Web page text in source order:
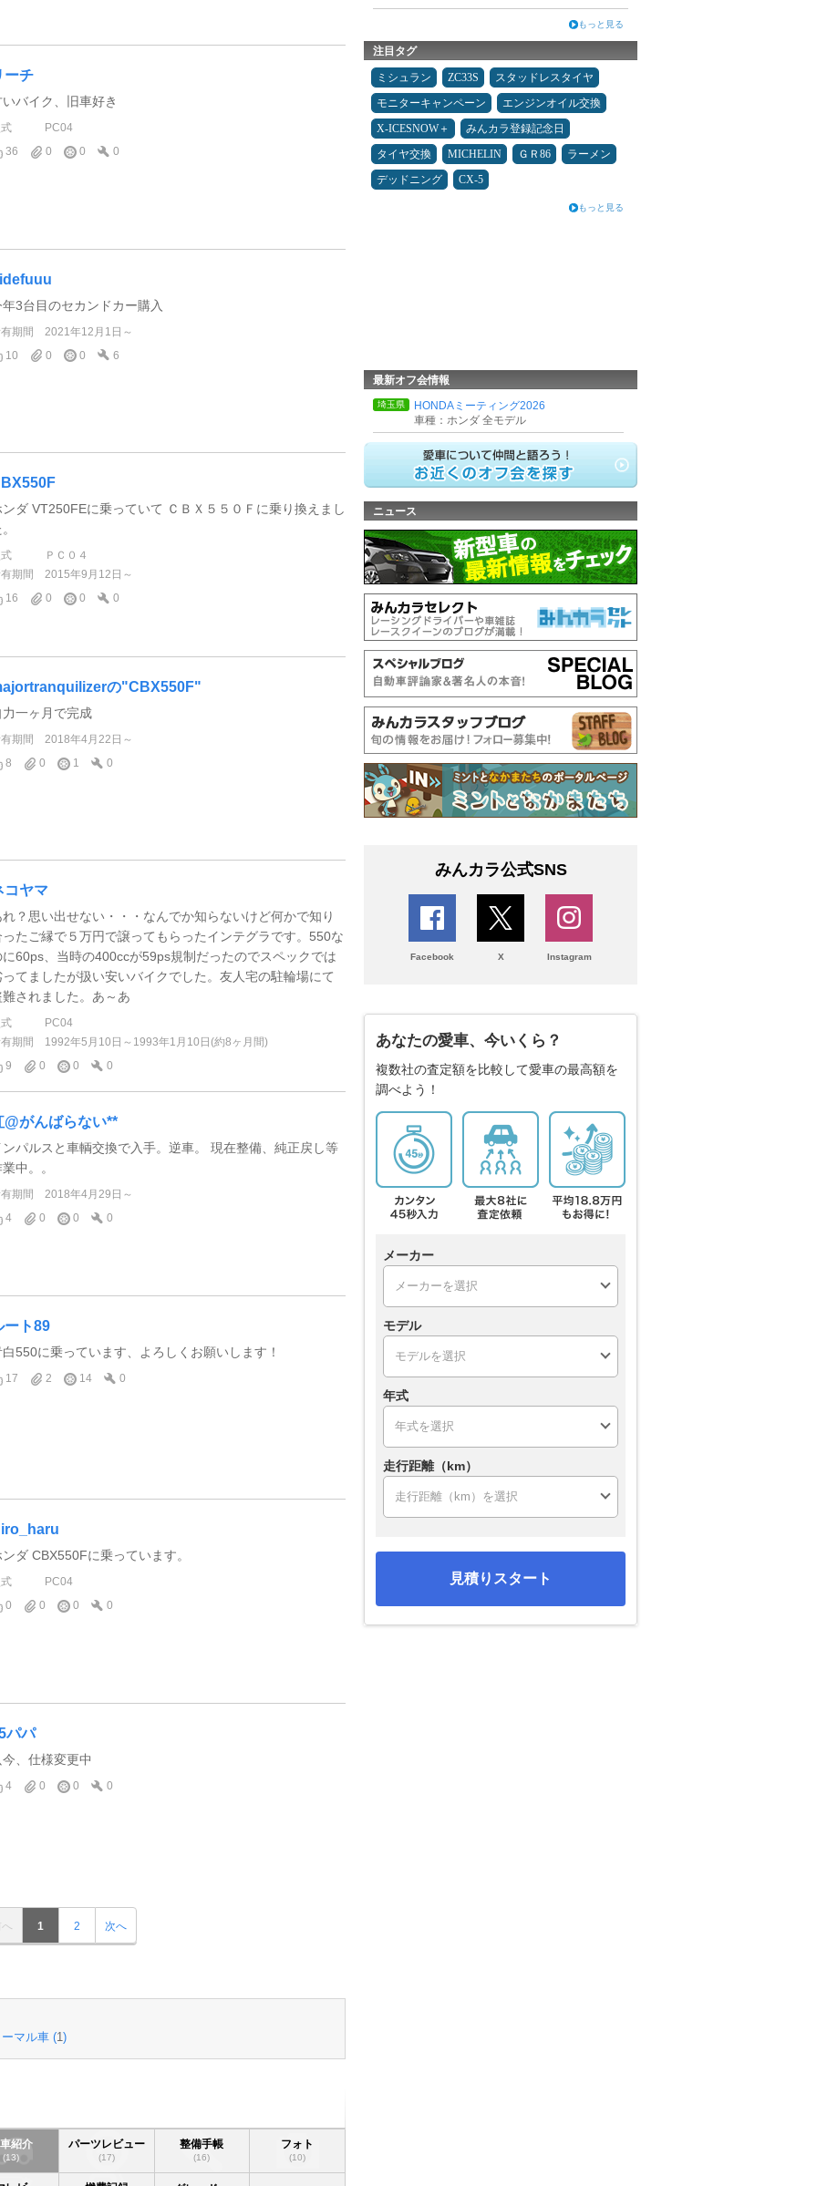
ーチ
いバイク、旧車好き
PC04
36
0 0 0
年3台目のセカンドカー購入
期間
2021年12月1日～
10
0 0 6
ンダ VT250FEに乗っていて ＣＢＸ５５０Ｆに乗り換えまし
ＰＣ０４
期間
2015年9月12日～
16
0 0 0
の"CBX550F"
力一ヶ月で完成
期間
2018年4月22日～
8
0 1 0
コヤマ
れ？思い出せない・・・なんでか知らないけど何かで知り
ったご縁で５万円で譲ってもらったインテグラです。550な
に60ps、当時の400ccが59ps規制だったのでスペックでは
ってましたが扱い安いバイクでした。友人宅の駐輪場にて
難されました。あ～あ
PC04
期間
1992年5月10日～1993年1月10日(約8ヶ月間)
9
0 0 0
@がんばらない**
ンパルスと車輌交換で入手。逆車。 現在整備、純正戻し等
中。。
期間
2018年4月29日～
4
0 0 0
ート89
白550に乗っています、よろしくお願いします！
17 2 14 0
ダ CBX550Fに乗っています。
PC04
0
0 0 0
パパ
今、仕様変更中
4 0 0 0
1 2 次へ
マル車 (1 )
紹介
(13)
パーツレビュー
(17)
整備手帳
(16)
フォト
(10)
もっと見る
注目タグ
ミシュラン ZC33S
スタッドレスタイヤ
モニターキャンペーン
エンジンオイル交換
X-ICESNOW＋
みんカラ登録記念日
タイヤ交換
MICHELIN ＧＲ86
ラーメン
デッドニング
CX-5
もっと見る
最新オフ会情報
埼玉県
HONDAミーティング2026
車種：ホンダ 全モデル
ニュース
みんカラ公式SNS
Facebook X Instagram
あなたの愛車、今いくら？
複数社の査定額を比較して愛車の最高額を
調べよう！
メーカー
モデル
年式
走行距離（km）
見積りスタート